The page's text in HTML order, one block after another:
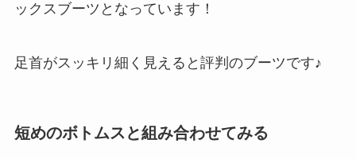
ックスブーツとなっています！
足首がスッキリ細く見えると評判のブーツです♪
短めのボトムスと組み合わせてみる